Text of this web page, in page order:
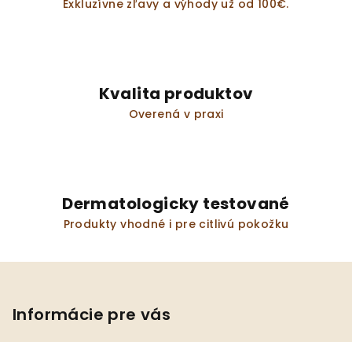
ý
Exkluzívne zľavy a výhody už od 100€.
Kvalita produktov
Overená v praxi
Dermatologicky testované
Produkty vhodné i pre citlivú pokožku
Informácie pre vás